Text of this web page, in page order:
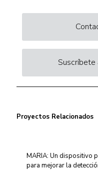
Proyectos Relacionados
MARIA: Un dispositivo
para mejorar la